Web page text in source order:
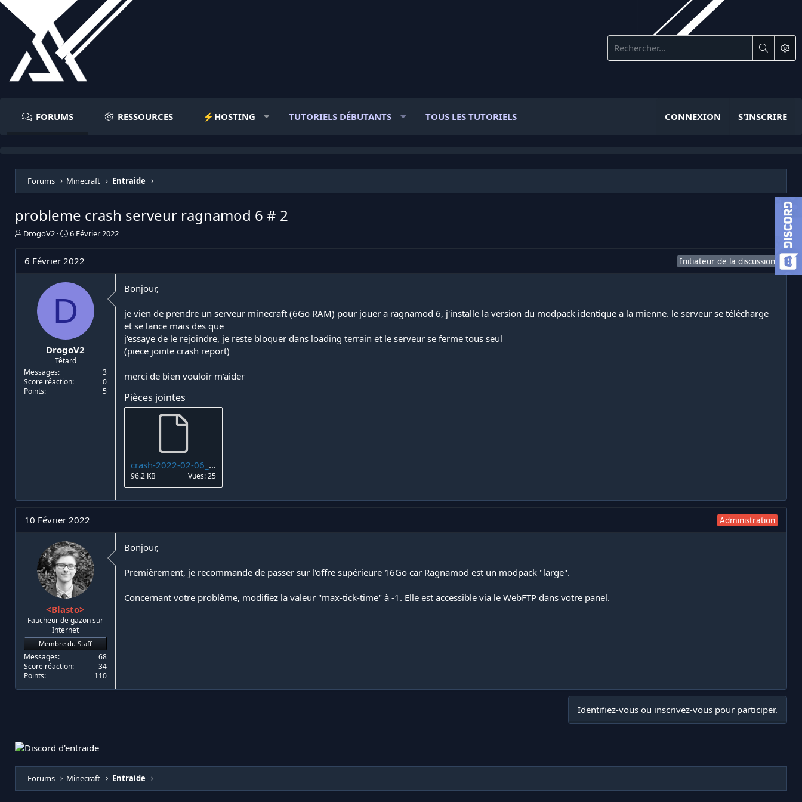
FORUMS RESSOURCES ⚡️HOSTING TUTORIELS DÉBUTANTS TOUS LES TUTORIELS CONNEXION S'INSCRIRE
Forums Minecraft Entraide
probleme crash serveur ragnamod 6 # 2
I
t
a
d
DrogoV2
D
e
e
d
é
b
t
6 Février 2022
6 Février 2022 Initiateur de la discussion
D
DrogoV2
Têtard
Messages
3
Score réaction
0
Points
5
Bonjour,
je vien de prendre un serveur minecraft (6Go RAM) pour jouer a ragnamod 6, j'installe la version du modpack identique a la mienne. le serveur se télécharge
et se lance mais des que
j'essaye de le rejoindre, je reste bloquer dans loading terrain et le serveur se ferme tous seul
(piece jointe crash report)
merci de bien vouloir m'aider
Pièces jointes
crash-2022-02-06_23.22.06-server.txt
96.2 KB Vues: 25
10 Février 2022 Administration
<Blasto>
Faucheur de gazon sur
Internet
Membre du Staff
Messages
68
Score réaction
34
Points
110
Bonjour,
Premièrement, je recommande de passer sur l'offre supérieure 16Go car Ragnamod est un modpack "large".
Concernant votre problème, modifiez la valeur "max-tick-time" à -1. Elle est accessible via le WebFTP dans votre panel.
Identifiez-vous ou inscrivez-vous pour participer.
Forums Minecraft Entraide